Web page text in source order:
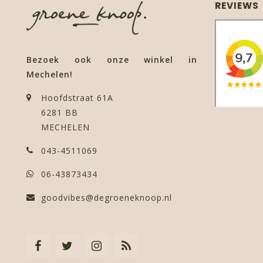
Bezoek ook onze winkel in
Mechelen!
Hoofdstraat 61A
6281 BB
MECHELEN
043-4511069
06-43873434
goodvibes@degroeneknoop.nl
REVIEWS